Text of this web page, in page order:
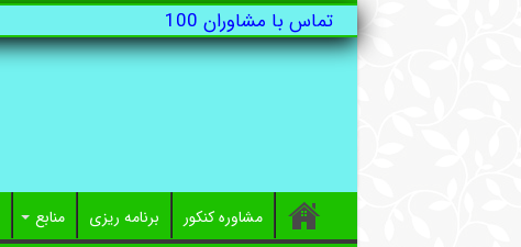
تماس با مشاوران 100
مشاوره کنکور برنامه ریزی منابع